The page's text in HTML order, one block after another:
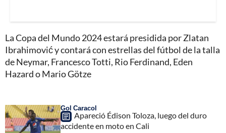
La Copa del Mundo 2024 estará presidida por Zlatan
Ibrahimović y contará con estrellas del fútbol de la talla
de Neymar, Francesco Totti, Rio Ferdinand, Eden
Hazard o Mario Götze
Gol Caracol
Apareció Édison Toloza, luego del duro
accidente en moto en Cali